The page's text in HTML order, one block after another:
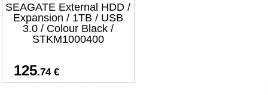
SEAGATE External HDD /
Expansion / 1TB / USB
3.0 / Colour Black /
STKM1000400
125.74 €